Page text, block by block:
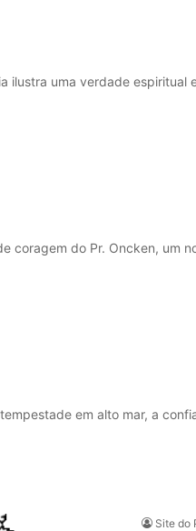
ilustra uma verdade espiritual
coragem do Pr. Oncken, um
em alto mar, a
Site do